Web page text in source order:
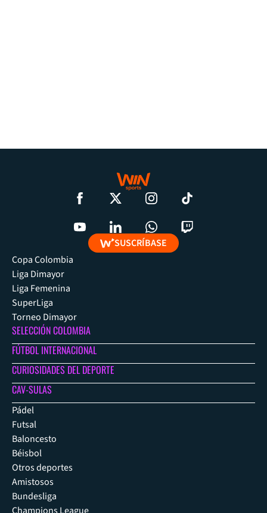
SUSCRÍBASE
Copa Colombia
Liga Dimayor
Liga Femenina
SuperLiga
Torneo Dimayor
SELECCIÓN COLOMBIA
FÚTBOL INTERNACIONAL
CURIOSIDADES DEL DEPORTE
CAV-SULAS
Pádel
Futsal
Baloncesto
Béisbol
Otros deportes
Amistosos
Bundesliga